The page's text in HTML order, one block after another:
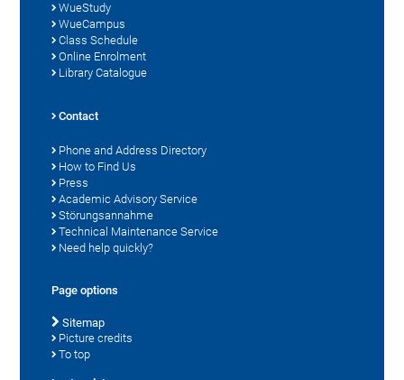
WueStudy
WueCampus
Class Schedule
Online Enrolment
Library Catalogue
Contact
Phone and Address Directory
How to Find Us
Press
Academic Advisory Service
Störungsannahme
Technical Maintenance Service
Need help quickly?
Page options
Sitemap
Picture credits
To top